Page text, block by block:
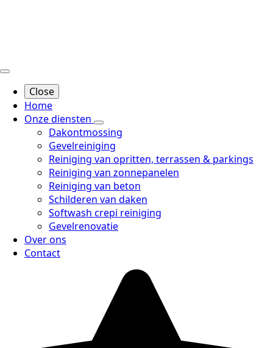
Close
Home
Onze diensten
Dakontmossing
Gevelreiniging
Reiniging van opritten, terrassen & parkings
Reiniging van zonnepanelen
Reiniging van beton
Schilderen van daken
Softwash crepi reiniging
Gevelrenovatie
Over ons
Contact